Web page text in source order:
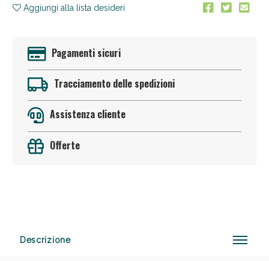
Aggiungi alla lista desideri
Pagamenti sicuri
Tracciamento delle spedizioni
Assistenza cliente
Offerte
Descrizione
Anticellulite e Fanghi: Sconto fino al 40% valido
oggi!